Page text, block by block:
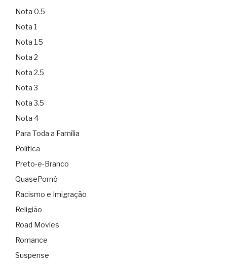
Nota 0.5
Nota 1
Nota 1.5
Nota 2
Nota 2.5
Nota 3
Nota 3.5
Nota 4
Para Toda a Família
Política
Preto-e-Branco
QuasePornô
Racismo e Imigração
Religião
Road Movies
Romance
Suspense